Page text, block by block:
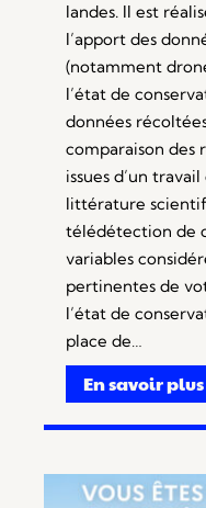
landes. Il est
l’apport des
(notamment
l’état de
données
comparaison des
issues d’un
littérature
télédétection de
variables
pertinentes de
l’état de
place de…
En savoir plus